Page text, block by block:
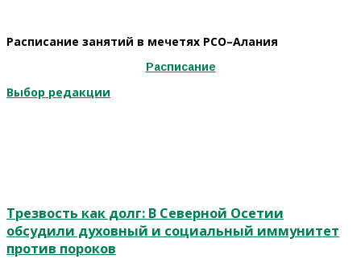
Расписание занятий в мечетях РСО–Алания
Расписание
Выбор редакции
Трезвость как долг: В Северной Осетии
обсудили духовный и социальный иммунитет
против пороков